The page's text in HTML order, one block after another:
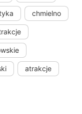
chmielno
atrakcje